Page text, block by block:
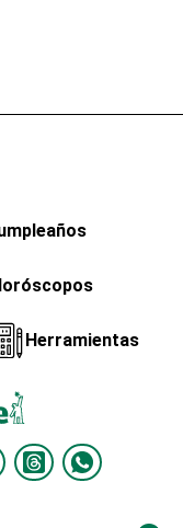
Herramientas